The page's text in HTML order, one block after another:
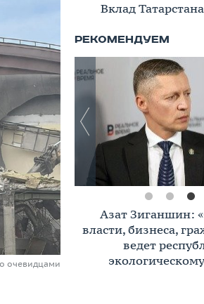
очевидцами
Вклад
Азат Зиганшин:
власти, бизнеса,
ведет